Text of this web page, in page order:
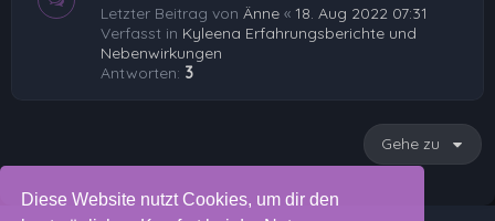
Diese Website nutzt Cookies, um dir den
Letzter Beitrag von Änne « 18. Aug 2022 07:31
Verfasst in Kyleena Erfahrungsberichte und
Nebenwirkungen
Antworten: 3
Gehe zu